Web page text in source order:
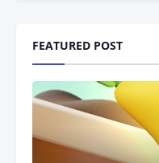
FEATURED POST